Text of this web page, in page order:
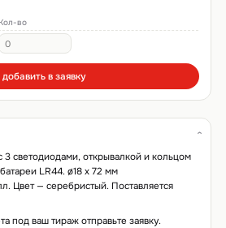
Кол-во
добавить в заявку
3 светодиодами, открывалкой и кольцом
LR44. ø18 x 72 мм
Цвет — серебристый. Поставляется
под ваш тираж отправьте заявку.